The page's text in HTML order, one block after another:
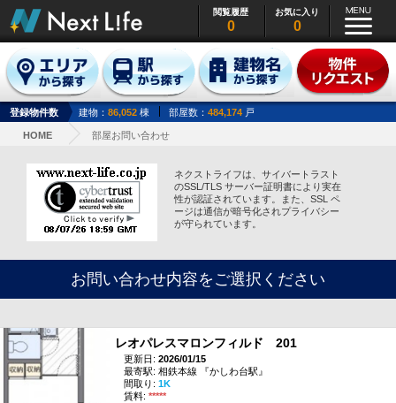
閲覧履歴
0
お気に入り
0
登録物件数 建物： 86,052 棟 部屋数： 484,174 戸
HOME 部屋お問い合わせ
ネクストライフは、サイバートラスト
のSSL/TLS サーバー証明書により実在
性が認証されています。また、SSL ペ
ージは通信が暗号化されプライバシー
が守られています。
お問い合わせ内容をご選択ください
レオパレスマロンフィルド 201
更新日: 2026/01/15
最寄駅: 相鉄本線 『かしわ台駅』
間取り: 1K
賃料: *****